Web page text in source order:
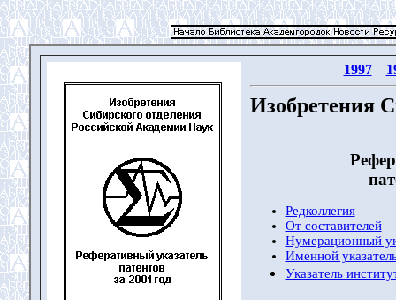
1997
Изобретения
Редколлегия
От составителей
Нумерационный
Именной
Указатель